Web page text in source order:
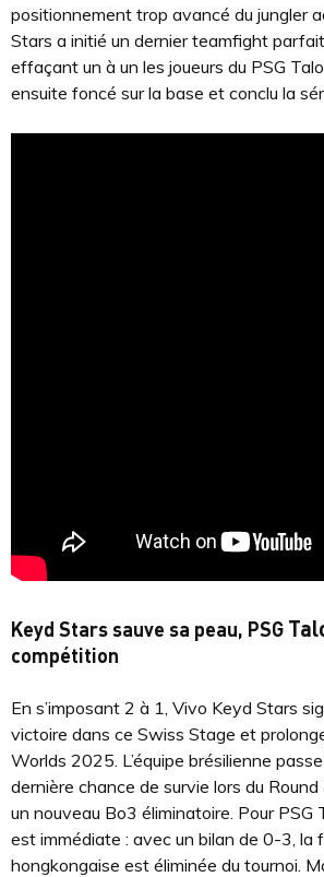
positionnement trop avancé du jungler
Stars a initié un dernier teamfight
effaçant un à un les joueurs du PSG
ensuite foncé sur la base et conclu la
Keyd Stars sauve sa peau, PSG
compétition
En s’imposant 2 à 1, Vivo Keyd Stars
victoire dans ce Swiss Stage et
Worlds 2025. L’équipe brésilienne
dernière chance de survie lors du
un nouveau Bo3 éliminatoire. Pour PSG
est immédiate : avec un bilan de 0-3, la
hongkongaise est éliminée du tournoi.